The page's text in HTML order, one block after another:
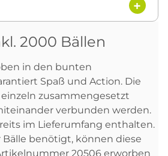
2000 Bällen
in den bunten
Spaß und Action. Die
zusammengesetzt
verbunden werden.
im Lieferumfang enthalten.
Bälle benötigt, können diese
20506 erworben